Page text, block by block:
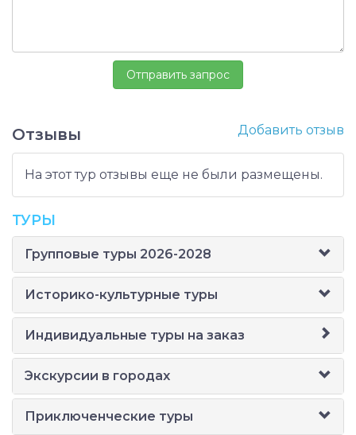
Отзывы Добавить отзыв
На этот тур отзывы еще не были размещены.
ТУРЫ
Групповые туры 2026-2028
Историко-культурные туры
Индивидуальные туры на заказ
Экскурсии в городах
Приключенческие туры